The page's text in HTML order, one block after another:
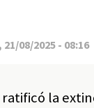
21/08/2025 - 08:16
la